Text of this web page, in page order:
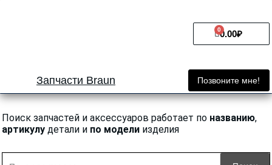
0.00₽
0
Cart
Запчасти Braun Позвоните мне!
Поиск запчастей и аксессуаров работает по названию,
артикулу детали и по модели изделия